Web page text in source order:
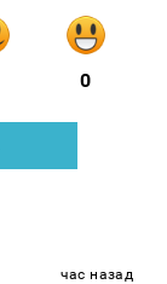
0
час назад